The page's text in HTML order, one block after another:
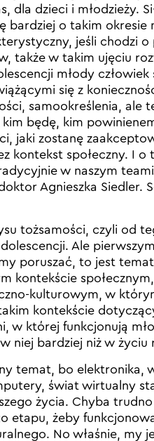
dla dzieci i młodzieży.
bardziej o takim okresie
jeśli chodzi o
także w takim ujęciu
młody człowiek
się z
samookreślenia, ale
będę, kim
jaki zostanę
kontekst społeczny. I o
w naszym
Agnieszka Siedler.
tożsamości, czyli od
Ale
poruszać, to jest
kontekście
kulturowym, w
kontekście
w której funkcjonują
niej bardziej niż w życiu
temat, bo elektronika,
świat wirtualny
życia. Chyba
etapu, żeby
No właśnie, my